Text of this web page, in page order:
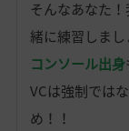
そんなあなた
緒に練習しまし
コンソール出身
VCは強制では
め！！